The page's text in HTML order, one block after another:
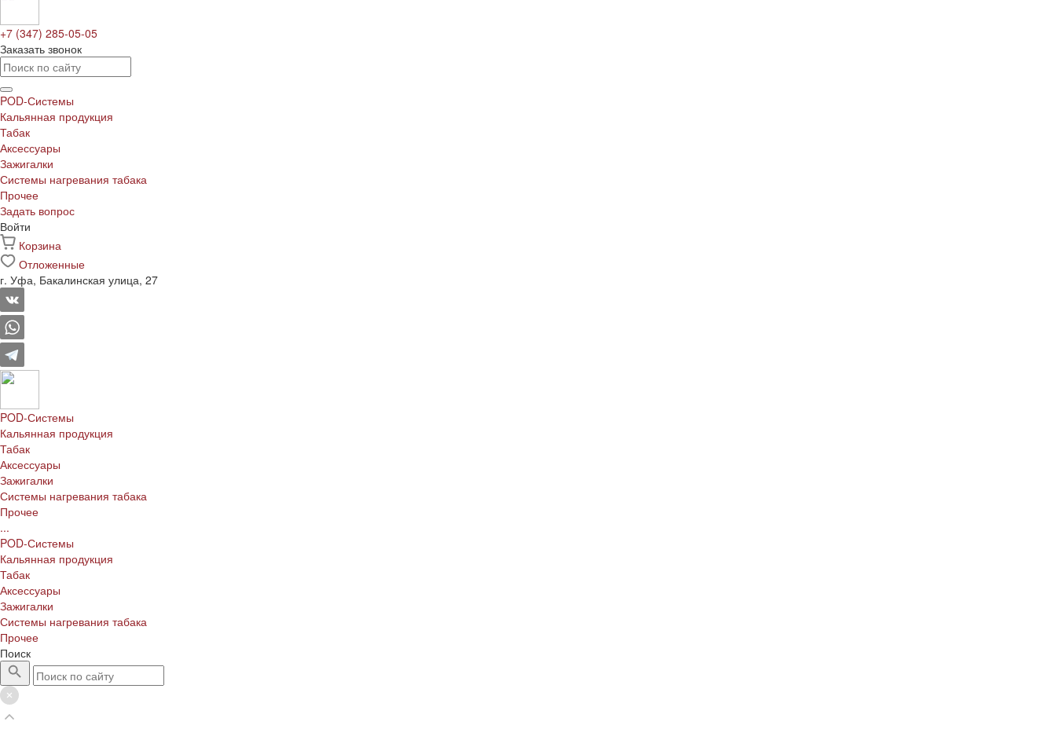
+7 (347) 285-05-05
Заказать звонок
POD-Системы
Кальянная продукция
Табак
Аксессуары
Зажигалки
Системы нагревания табака
Прочее
Задать вопрос
Войти
Корзина
Отложенные
г. Уфа, Бакалинская улица, 27
POD-Системы
Кальянная продукция
Табак
Аксессуары
Зажигалки
Системы нагревания табака
Прочее
...
POD-Системы
Кальянная продукция
Табак
Аксессуары
Зажигалки
Системы нагревания табака
Прочее
Поиск